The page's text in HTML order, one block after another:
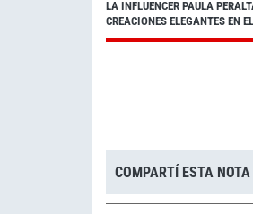
LA INFLUENCER PAULA
CREACIONES ELEGANTES EN
COMPARTÍ ESTA NOTA